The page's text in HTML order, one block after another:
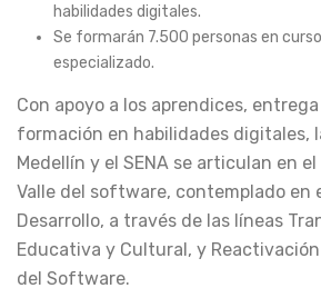
habilidades digitales.
Se formarán 7.500 personas en
especializado.
Con apoyo a los aprendices,
formación en habilidades digitales,
Medellín y el SENA se articulan en
Valle del software, contemplado en
Desarrollo, a través de las líneas
Educativa y Cultural, y
del Software.